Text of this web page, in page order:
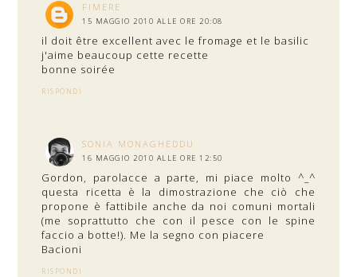
FIMERE
15 MAGGIO 2010 ALLE ORE 20:08
il doit être excellent avec le fromage et le basilic
j'aime beaucoup cette recette
bonne soirée
RISPONDI
SONIA MONAGHEDDU
16 MAGGIO 2010 ALLE ORE 12:50
Gordon, parolacce a parte, mi piace molto ^_^
questa ricetta è la dimostrazione che ciò che
propone è fattibile anche da noi comuni mortali
(me soprattutto che con il pesce con le spine
faccio a botte!). Me la segno con piacere
Bacioni
RISPONDI